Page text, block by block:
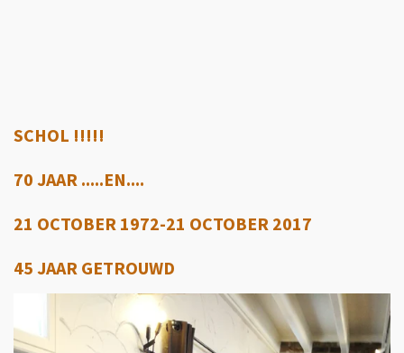
SCHOL !!!!!
70 JAAR .....EN....
21 OCTOBER 1972-21 OCTOBER 2017
45 JAAR GETROUWD